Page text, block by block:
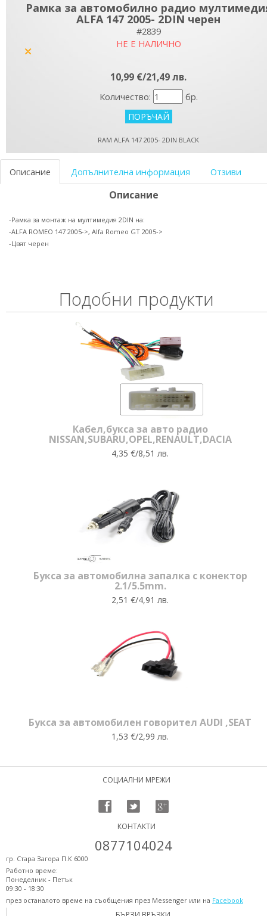
Рамка за автомобилно радио
ALFA 147 2005- 2DIN черен
#2839
НЕ Е НАЛИЧНО
10,99 €/21,49 лв.
Количество: бр.
RAM ALFA 147 2005- 2DIN BLACK
Описание Допълнителна информация Отзиви
Описание
-Рамка за монтаж на мултимедия 2DIN на:
-ALFA ROMEO 147 2005->, Alfa Romeo GT 2005->
-Цвят черен
Подобни продукти
Кабел,букса за авто радио
NISSAN,SUBARU,OPEL,RENAULT,DACIA
4,35 €/8,51 лв.
Букса за автомобилна запалка с конектор
2.1/5.5mm.
2,51 €/4,91 лв.
Букса за автомобилен говорител AUDI ,SEAT
1,53 €/2,99 лв.
СОЦИАЛНИ МРЕЖИ
КОНТАКТИ
0877104024
гр. Стара Загора П.К 6000
Работно време:
Понеделник - Петък
09:30 - 18:30
през останалото време на съобщения през Messenger или на Facebook